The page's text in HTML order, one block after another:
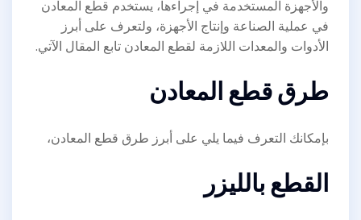
والأجهزة المستخدمة في إجراءها، يستخدم قطع المعادن
في عملية الصناعة وإنتاج الأجهزة، ولتعرف على أبرز
الأدوات والمعدات اللازمة لقطع المعادن تابع المقال الآتي.
طرق قطع المعادن
بإمكانك التعرف فيما يلي على أبرز طرق قطع المعادن،
القطع بالليزر